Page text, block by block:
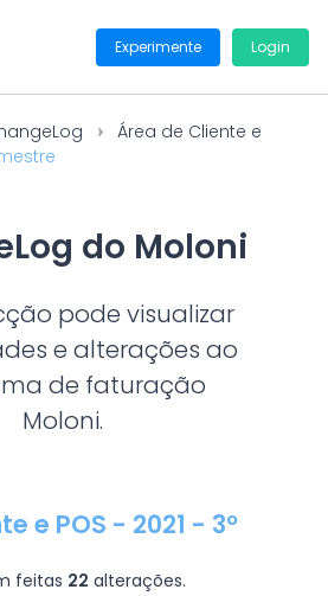
Experimente Login
Área de Cliente e
do Moloni
pode visualizar
e alterações ao
de faturação
Moloni.
e POS - 2021 - 3º
feitas 22 alterações.